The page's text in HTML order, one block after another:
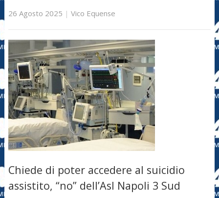
26 Agosto 2025 | Vico Equense
Chiede di poter accedere al suicidio
assistito, “no” dell’Asl Napoli 3 Sud